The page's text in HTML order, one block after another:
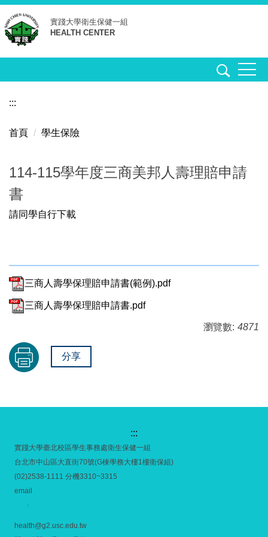
跳
到
主
要
區
實踐大學衛生保健一組
HEALTH CENTER
:::
首頁 學生保險
114-115學年度三商美邦人壽理賠申請
書
請同學自行下載
三商人壽學保理賠申請書(範例).pdf
三商人壽學保理賠申請書.pdf
瀏覽數: 4871
分享
:::
實踐大學臺北校區學生事務處衛生保健一組
台北市中山區大直街70號(G棟學務大樓1樓衛保組)
(02)2538-1111 分機3310~3315
email
：
health@g2.usc.edu.tw